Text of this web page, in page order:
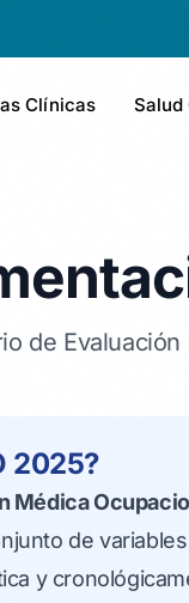
Clínicas Salud
de
2025?
Médica
de
y